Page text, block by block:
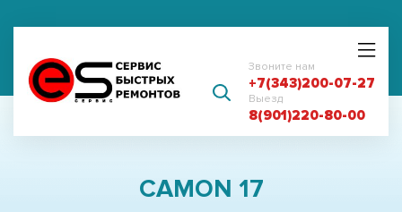
Звоните нам
+7(343)200-07-27
Выезд
8(901)220-80-00
CAMON 17